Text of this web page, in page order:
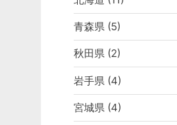
青森県(5)
秋田県(2)
岩手県 (4)
宮城県 (4)